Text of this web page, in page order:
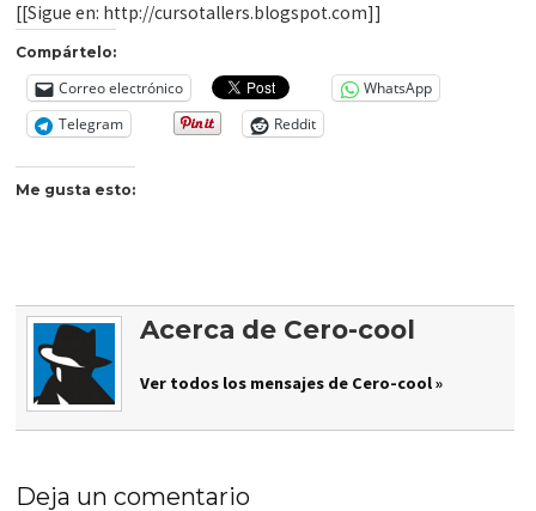
[[Sigue en: http://cursotallers.blogspot.com]]
Compártelo:
Correo electrónico
WhatsApp
Telegram
Reddit
Me gusta esto:
Acerca de Cero-cool
Ver todos los mensajes de Cero-cool »
Deja un comentario